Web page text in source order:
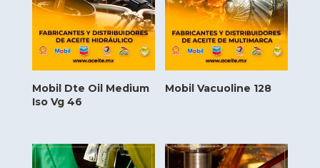
Mobil Dte Oil Medium
Iso Vg 46
Mobil Vacuoline 128